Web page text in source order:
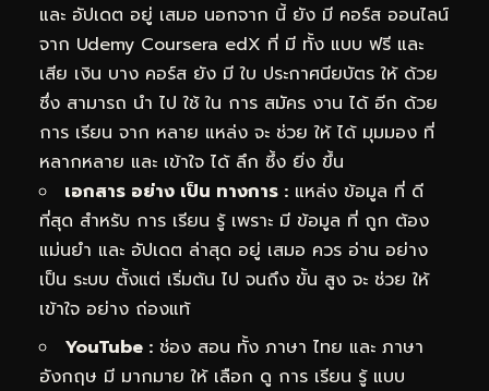
และ อัปเดต อยู่ เสมอ นอกจาก นี้ ยัง มี คอร์ส ออนไลน์
จาก Udemy Coursera edX ที่ มี ทั้ง แบบ ฟรี และ
เสีย เงิน บาง คอร์ส ยัง มี ใบ ประกาศนียบัตร ให้ ด้วย
ซึ่ง สามารถ นำ ไป ใช้ ใน การ สมัคร งาน ได้ อีก ด้วย
การ เรียน จาก หลาย แหล่ง จะ ช่วย ให้ ได้ มุมมอง ที่
หลากหลาย และ เข้าใจ ได้ ลึก ซึ้ง ยิ่ง ขึ้น
เอกสาร อย่าง เป็น ทางการ : แหล่ง ข้อมูล ที่ ดี
ที่สุด สำหรับ การ เรียน รู้ เพราะ มี ข้อมูล ที่ ถูก ต้อง
แม่นยำ และ อัปเดต ล่าสุด อยู่ เสมอ ควร อ่าน อย่าง
เป็น ระบบ ตั้งแต่ เริ่มต้น ไป จนถึง ขั้น สูง จะ ช่วย ให้
เข้าใจ อย่าง ถ่องแท้
YouTube : ช่อง สอน ทั้ง ภาษา ไทย และ ภาษา
อังกฤษ มี มากมาย ให้ เลือก ดู การ เรียน รู้ แบบ